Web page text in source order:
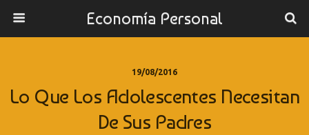
Economía Personal
19/08/2016
Lo Que Los Adolescentes Necesitan
De Sus Padres